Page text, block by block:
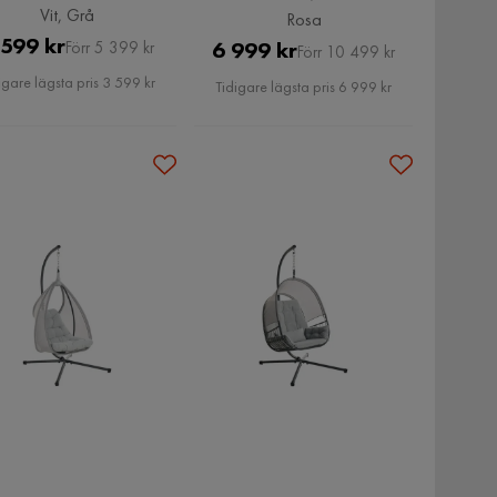
Vit, Grå
Pris
krOriginal
Pris
Förr 5 399 kr
lägsta pris 3 599 kr
Rosa
Pris
6 999 krOriginal
Pris
Förr 10 499 kr
Tidigare lägsta pris 6 999 kr